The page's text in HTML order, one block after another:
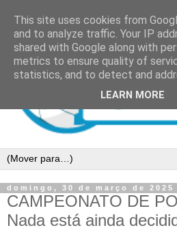
domingo, 30 de março de 2025
CAMPEONATO DE
Nada está ainda
This site uses cookies from
and to analyze traffic. Your IP
shared with Google along with
metrics to ensure quality of
statistics, and to detect and
LEARN MORE